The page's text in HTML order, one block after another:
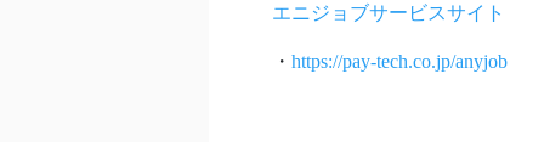
エニジョブサービスサイト
・ https://pay-tech.co.jp/anyjob